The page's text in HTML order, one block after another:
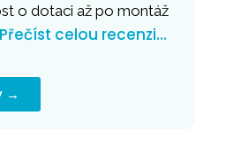
o dotaci až po montáž
Přečíst celou recenzi…
→